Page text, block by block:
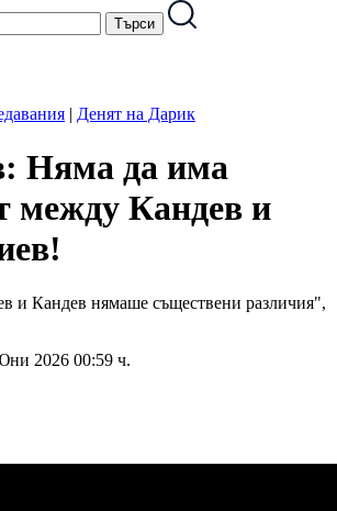
| Денят на Дарик
Няма да има
между Кандев и
и Кандев нямаше съществени различия",
2026 00:59 ч.